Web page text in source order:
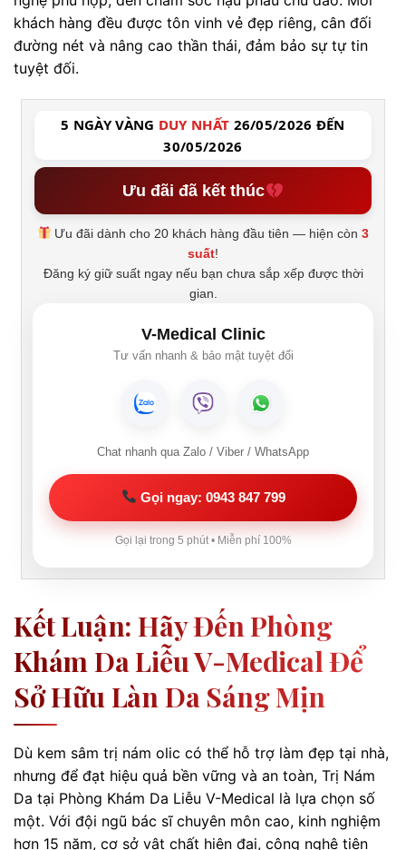
khách hàng đều được tôn vinh vẻ đẹp riêng, cân đối
đường nét và nâng cao thần thái, đảm bảo sự tự tin
tuyệt đối.
5 NGÀY VÀNG DUY NHẤT 26/05/2026 ĐẾN
30/05/2026
Ưu đãi đã kết thúc
Ưu đãi dành cho 20 khách hàng đầu tiên — hiện còn3
suất!
Đăng ký giữ suất ngay nếu bạn chưa sắp xếp được thời
gian.
V-Medical Clinic
Tư vấn nhanh & bảo mật tuyệt đối
Chat nhanh qua Zalo / Viber / WhatsApp
Gọi ngay: 0943 847 799
Gọi lại trong 5 phút • Miễn phí 100%
Kết Luận: Hãy Đến Phòng
Khám Da Liễu V-Medical Để
Sở Hữu Làn Da Sáng Mịn
Dù kem sâm trị nám olic có thể hỗ trợ làm đẹp tại nhà,
nhưng để đạt hiệu quả bền vững và an toàn, Trị Nám
Da tại Phòng Khám Da Liễu V-Medical là lựa chọn số
một. Với đội ngũ bác sĩ chuyên môn cao, kinh nghiệm
hơn 15 năm, cơ sở vật chất hiện đại, công nghệ tiên